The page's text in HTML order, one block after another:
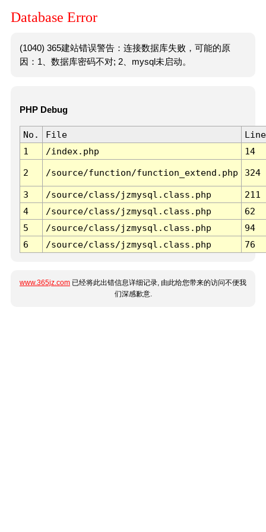
Database Error
(1040) 365建站错误警告：连接数据库失败，可能的原
因：1、数据库密码不对; 2、mysql未启动。
PHP Debug
No. File
Line
1
/index.php 14
2 /source/function/function_extend.php 324
3 /source/class/jzmysql.class.php
211
4
/source/class/jzmysql.class.php
62
5
/source/class/jzmysql.class.php
94
6
/source/class/jzmysql.class.php 76
www.365jz.com 已经将此出错信息详细记录, 由此给您带来的访问不便我
们深感歉意.